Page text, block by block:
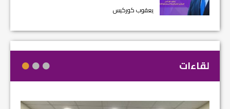
يعقوب كوركيس
لقاءات